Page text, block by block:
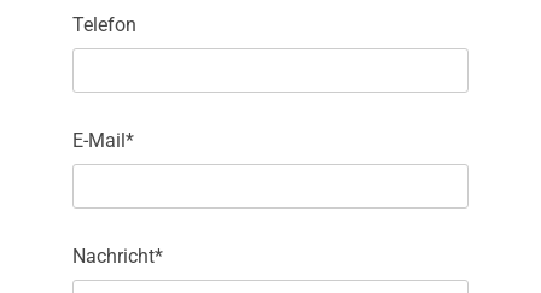
Telefon
E-Mail*
Nachricht*